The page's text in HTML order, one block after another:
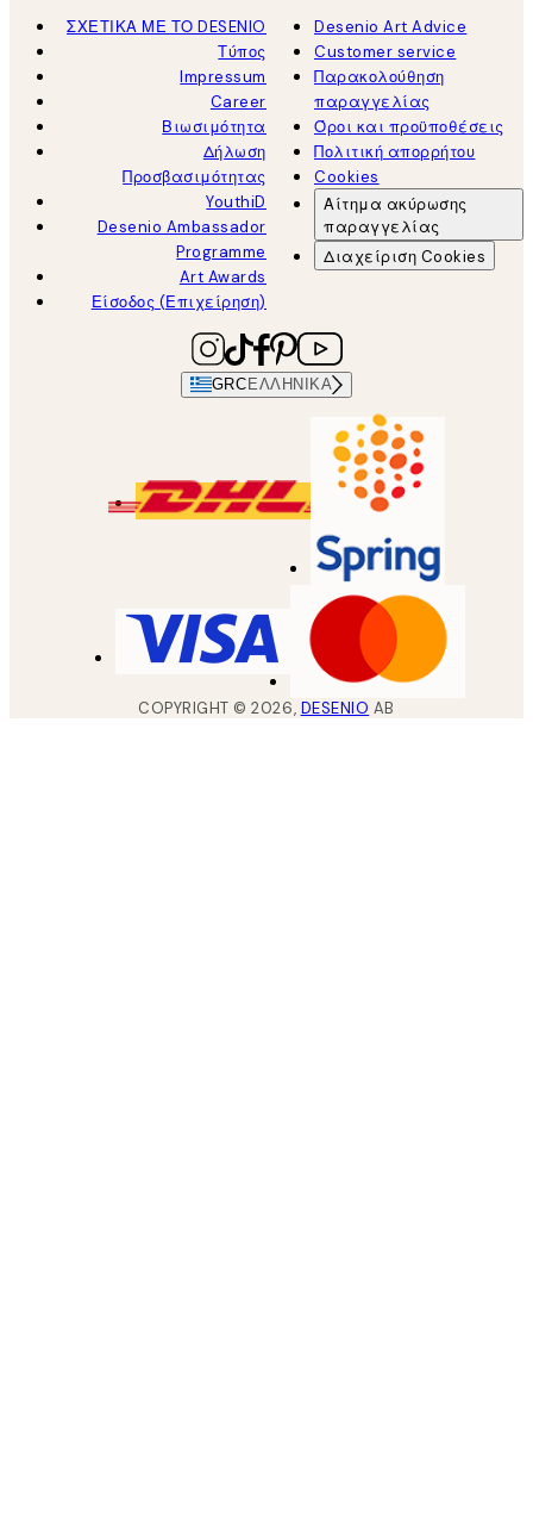
ΣΧΕΤΙΚΑ ΜΕ ΤΟ DESENIO
Τύπος
Impressum
Career
Βιωσιμότητα
Δήλωση
Προσβασιμότητας
YouthiD
Desenio Ambassador
Programme
Art Awards
Είσοδος (Επιχείρηση)
Desenio Art Advice
Customer service
Παρακολούθηση
παραγγελίας
Όροι και προϋποθέσεις
Πολιτική απορρήτου
Cookies
Αίτημα ακύρωσης
παραγγελίας
Διαχείριση Cookies
GRC ΕΛΛΗΝΙΚΆ
COPYRIGHT ©2026, DESENIO AB